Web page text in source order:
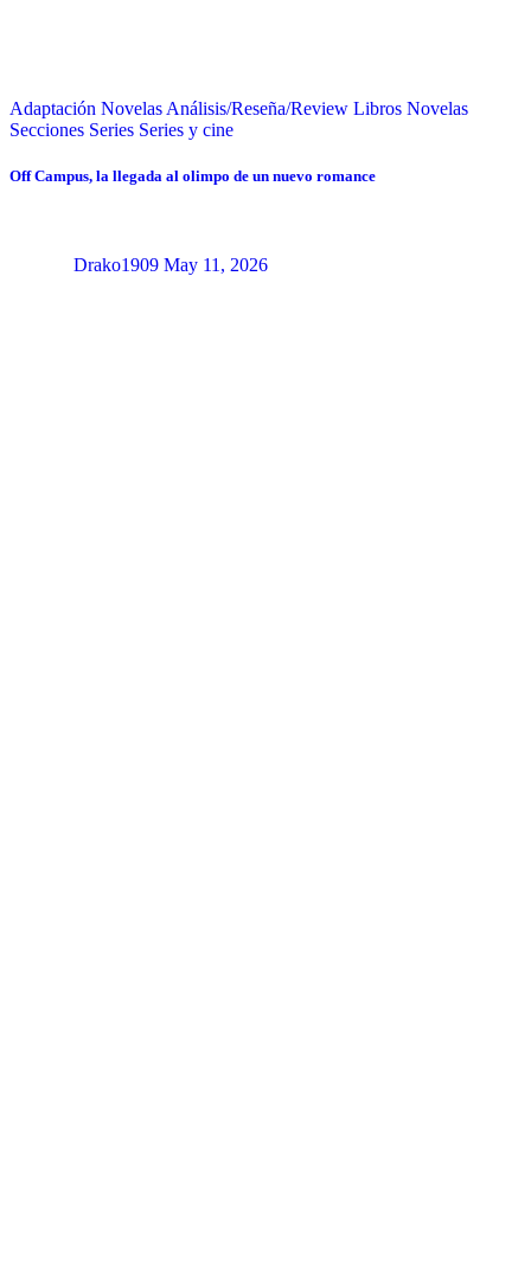
Adaptación Novelas Análisis/Reseña/Review Libros Novelas
Secciones Series Series y cine
Off Campus, la llegada al olimpo de un nuevo romance
Drako1909 May 11, 2026